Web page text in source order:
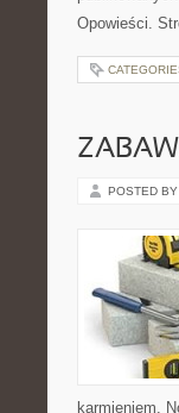
Opowieści.
POSTED BY
karmieniem.